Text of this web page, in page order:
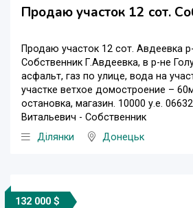
Продаю участок 12 сот.
Продаю участок 12 сот. Авдеевка
Собственник Г.Авдеевка, в р-не
асфальт, газ по улице, вода на
участке ветхое домостроение –
остановка, магазин. 10000 у.е.
Витальевич - Собственник
Ділянки
Донецьк
132 000 $